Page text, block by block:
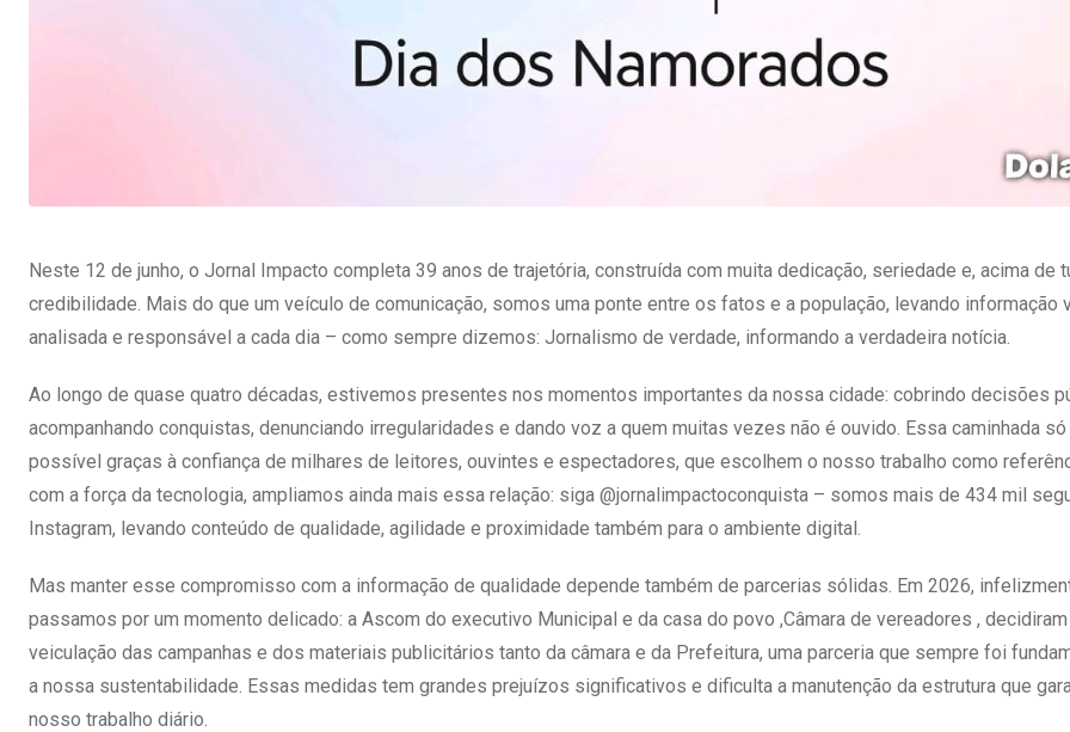
Neste 12 de junho, o Jornal Impacto completa 39 anos de trajetória, construída com muita dedicação, seriedade e, acima de
credibilidade. Mais do que um veículo de comunicação, somos uma ponte entre os fatos e a população, levando informação
analisada e responsável a cada dia – como sempre dizemos: Jornalismo de verdade, informando a verdadeira notícia.
Ao longo de quase quatro décadas, estivemos presentes nos momentos importantes da nossa cidade: cobrindo decisões
acompanhando conquistas, denunciando irregularidades e dando voz a quem muitas vezes não é ouvido. Essa caminhada
possível graças à confiança de milhares de leitores, ouvintes e espectadores, que escolhem o nosso trabalho como
com a força da tecnologia, ampliamos ainda mais essa relação: siga @jornalimpactoconquista – somos mais de 434 mil
Instagram, levando conteúdo de qualidade, agilidade e proximidade também para o ambiente digital.
Mas manter esse compromisso com a informação de qualidade depende também de parcerias sólidas. Em 2026,
passamos por um momento delicado: a Ascom do executivo Municipal e da casa do povo ,Câmara de vereadores ,
veiculação das campanhas e dos materiais publicitários tanto da câmara e da Prefeitura, uma parceria que sempre foi
a nossa sustentabilidade. Essas medidas tem grandes prejuízos significativos e dificulta a manutenção da estrutura que
nosso trabalho diário.